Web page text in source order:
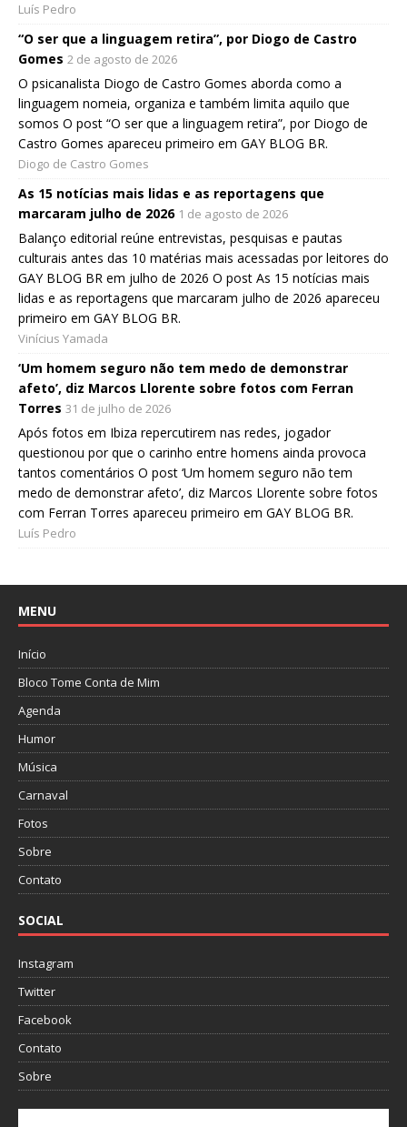
Luís Pedro
“O ser que a linguagem retira”, por Diogo de Castro
Gomes 2 de agosto de 2026
O psicanalista Diogo de Castro Gomes aborda como a
linguagem nomeia, organiza e também limita aquilo que
somos O post “O ser que a linguagem retira”, por Diogo de
Castro Gomes apareceu primeiro em GAY BLOG BR.
Diogo de Castro Gomes
As 15 notícias mais lidas e as reportagens que
marcaram julho de 2026 1 de agosto de 2026
Balanço editorial reúne entrevistas, pesquisas e pautas
culturais antes das 10 matérias mais acessadas por leitores do
GAY BLOG BR em julho de 2026 O post As 15 notícias mais
lidas e as reportagens que marcaram julho de 2026 apareceu
primeiro em GAY BLOG BR.
Vinícius Yamada
‘Um homem seguro não tem medo de demonstrar
afeto’, diz Marcos Llorente sobre fotos com Ferran
Torres 31 de julho de 2026
Após fotos em Ibiza repercutirem nas redes, jogador
questionou por que o carinho entre homens ainda provoca
tantos comentários O post ‘Um homem seguro não tem
medo de demonstrar afeto’, diz Marcos Llorente sobre fotos
com Ferran Torres apareceu primeiro em GAY BLOG BR.
Luís Pedro
MENU
Início
Bloco Tome Conta de Mim
Agenda
Humor
Música
Carnaval
Fotos
Sobre
Contato
SOCIAL
Instagram
Twitter
Facebook
Contato
Sobre